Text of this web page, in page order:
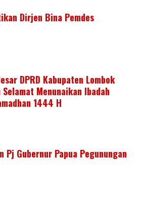
Dirjen Bina Pemdes
DPRD Kabupaten Lombok
Menunaikan Ibadah
1444 H
Pj Gubernur Papua Pegunungan